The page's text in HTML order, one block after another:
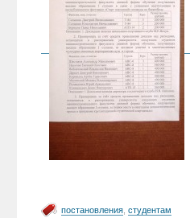
постановления, студентам